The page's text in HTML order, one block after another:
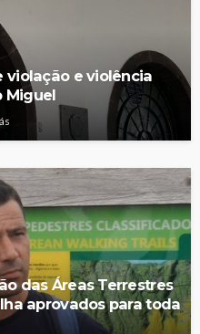
violação e violência
Miguel
das Áreas Terrestres
aprovados para toda